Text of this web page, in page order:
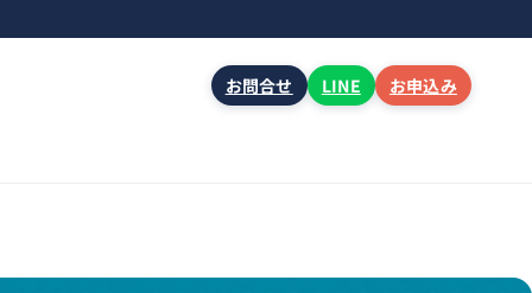
お問合せ LINE お申込み